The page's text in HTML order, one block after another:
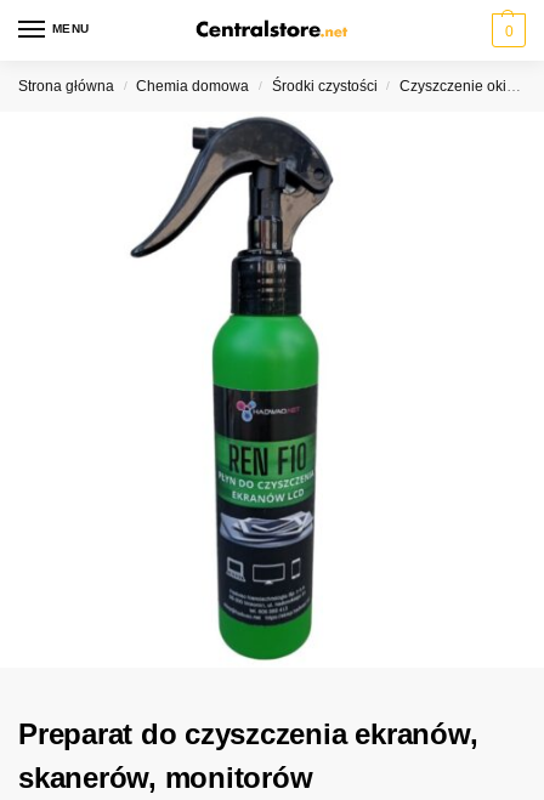
MENU 0
Strona główna / Chemia domowa / Środki czystości / Czyszczenie okien
Preparat do czyszczenia ekranów,
skanerów, monitorów